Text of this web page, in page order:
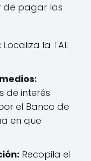
de pagar las
Localiza la TAE
de interés
el Banco de
en que
Recopila el